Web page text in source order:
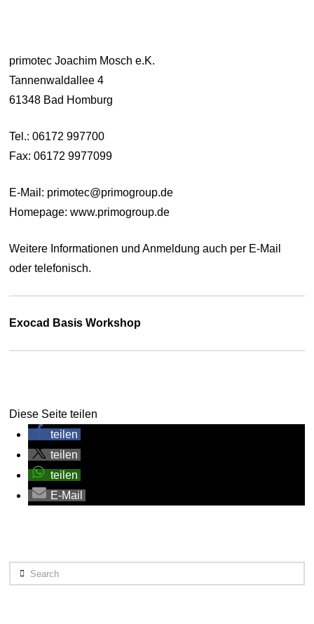
primotec Joachim Mosch e.K.
Tannenwaldallee 4
61348 Bad Homburg
Tel.: 06172 997700
Fax: 06172 9977099
E-Mail: primotec@primogroup.de
Homepage: www.primogroup.de
Weitere Informationen und Anmeldung auch per E-Mail
oder telefonisch.
Exocad Basis Workshop
Diese Seite teilen
teilen
teilen
teilen
E-Mail
Search